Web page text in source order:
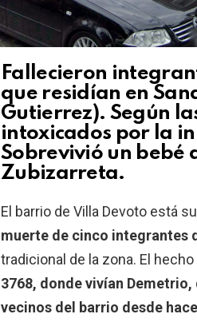
Fallecieron
que residían en
Gutierrez). Según
intoxicados por la
Sobrevivió un bebé
Zubizarreta.
El barrio de Villa Devoto está
muerte de cinco integrantes
tradicional de la zona. El
3768, donde vivían
vecinos del barrio desde